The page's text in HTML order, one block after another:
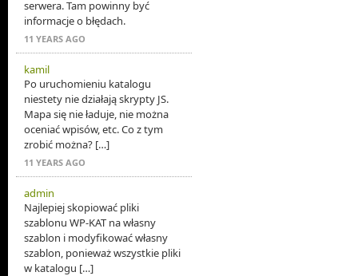
serwera. Tam powinny być
informacje o błędach.
11 YEARS AGO
kamil
Po uruchomieniu katalogu
niestety nie działają skrypty JS.
Mapa się nie ładuje, nie można
oceniać wpisów, etc. Co z tym
zrobić można? […]
11 YEARS AGO
admin
Najlepiej skopiować pliki
szablonu WP-KAT na własny
szablon i modyfikować własny
szablon, ponieważ wszystkie pliki
w katalogu […]